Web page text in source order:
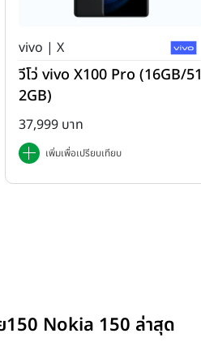
vivo | X
วีโว่ vivo X100 Pro (16GB/51
2GB)
37,999 บาท
เพิ่มเพื่อเปรียบเทียบ
150 Nokia 150 ล่าสุด